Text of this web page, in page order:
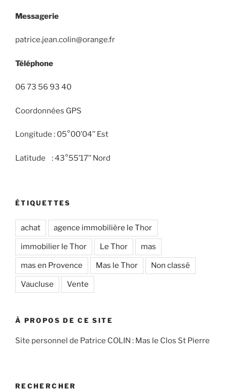
Messagerie
patrice.jean.colin@orange.fr
Téléphone
06 73 56 93 40
Coordonnées GPS
Longitude : 05°00’04’’ Est
Latitude : 43°55’17’’ Nord
ÉTIQUETTES
achat agence immobilière le Thor
immobilier le Thor Le Thor mas
mas en Provence Mas le Thor Non classé
Vaucluse Vente
À PROPOS DE CE SITE
Site personnel de Patrice COLIN : Mas le Clos St Pierre
RECHERCHER